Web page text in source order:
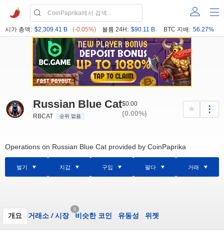
시가 총액: $2,309.41 B (-0.05%) 볼륨 24H: $90.11 B BTC 지배: 56.27%
Russian Blue Cat
RBCAT 순위 없음
$0.00
(0.00%)
Operations on Russian Blue Cat provided by CoinPaprika
벌기 지갑 구입 팔다 거래
개요 거래소 /시장
0
비슷한 코인 유동성 위젯